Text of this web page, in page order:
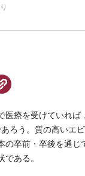
療を受けていれば
ろう。質の高いエ
の卒前・卒後を通
ある。